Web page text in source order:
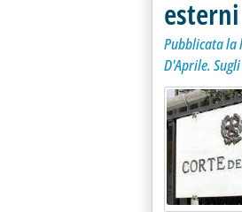
esterni
Pubblicata
D'Aprile.